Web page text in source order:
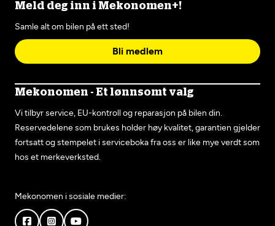
Meld deg inn i Mekonomen+!
Samle alt om bilen på ett sted!
Bli medlem
Mekonomen - Et lønnsomt valg
Vi tilbyr service, EU-kontroll og reparasjon på bilen din.
Reservedelene som brukes holder høy kvalitet, garantien gjelder
fortsatt og stempelet i serviceboka fra oss er like mye verdt som
hos et merkeverksted.
Mekonomen i sosiale medier: